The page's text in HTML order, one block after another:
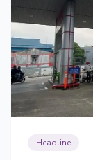
Headline